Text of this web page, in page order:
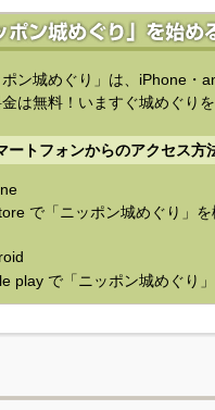
ポン城めぐり」は、iPhone・
は無料！いますぐ城めぐり
ートフォンからのアクセス方
で「ニッポン城めぐり」を
play で「ニッポン城めぐり